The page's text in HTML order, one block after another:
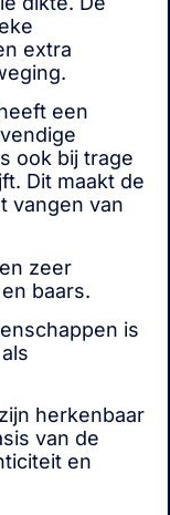
extra
een
ook bij trage
Dit maakt de
vangen van
zeer
baars.
is
herkenbaar
van de
en